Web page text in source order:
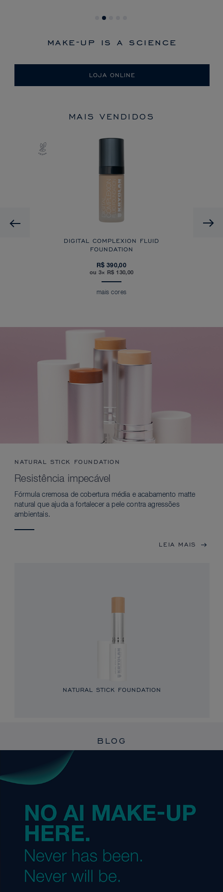
make-up is a science
LOJA ONLINE
MAIS VENDIDOS
Previous
DIGITAL COMPLEXION FLUID
FOUNDATION
R$ 390,00
ou 3× R$ 130,00
mais cores
NATURAL STICK FOUNDATION
Resistência impecável
Fórmula cremosa de cobertura média e acabamento matte
natural que ajuda a fortalecer a pele contra agressões
ambientais.
LEIA MAIS
NATURAL STICK FOUNDATION
BLOG